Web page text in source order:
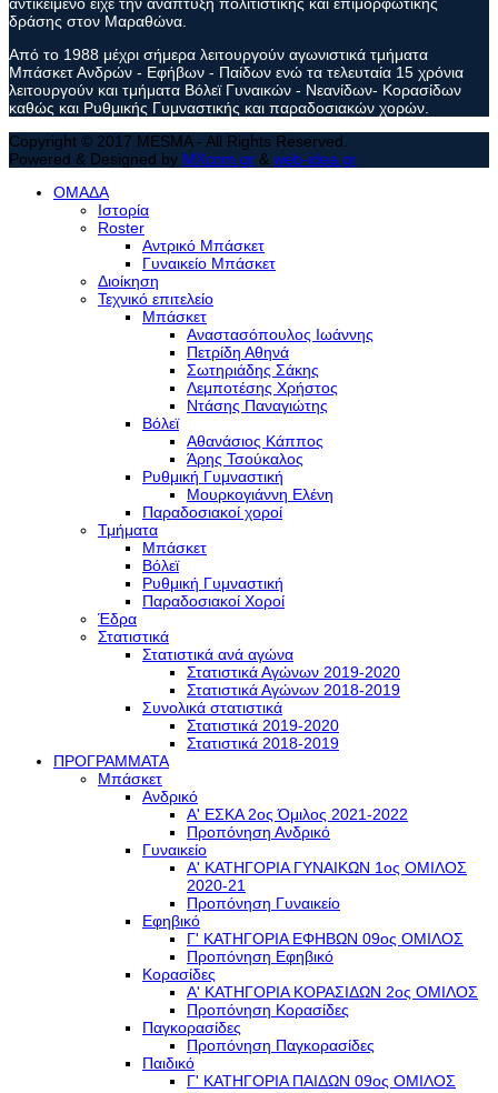
αντικείμενο ειχε την ανάπτυξη πολιτιστικής και επιμορφωτικής
δράσης στον Μαραθώνα.
Από το 1988 μέχρι σήμερα λειτουργούν αγωνιστικά τμήματα
Μπάσκετ Ανδρών - Εφήβων - Παίδων ενώ τα τελευταία 15 χρόνια
λειτουργούν και τμήματα Βόλεϊ Γυναικών - Νεανίδων- Κορασίδων
καθώς και Ρυθμικής Γυμναστικής και παραδοσιακών χορών.
Copyright © 2017 MESMA - All Rights Reserved.
Powered & Designed by MXcom.gr & web-idea.gr
ΟΜΑΔΑ
Ιστορία
Roster
Αντρικό Μπάσκετ
Γυναικείο Μπάσκετ
Διοίκηση
Τεχνικό επιτελείο
Μπάσκετ
Αναστασόπουλος Ιωάννης
Πετρίδη Αθηνά
Σωτηριάδης Σάκης
Λεμποτέσης Χρήστος
Ντάσης Παναγιώτης
Βόλεϊ
Αθανάσιος Κάππος
Άρης Τσούκαλος
Ρυθμική Γυμναστική
Μουρκογιάννη Ελένη
Παραδοσιακοί χοροί
Τμήματα
Μπάσκετ
Βόλεϊ
Ρυθμική Γυμναστική
Παραδοσιακοί Χοροί
Έδρα
Στατιστικά
Στατιστικά ανά αγώνα
Στατιστικά Αγώνων 2019-2020
Στατιστικά Αγώνων 2018-2019
Συνολικά στατιστικά
Στατιστικά 2019-2020
Στατιστικά 2018-2019
ΠΡΟΓΡΑΜΜΑΤΑ
Μπάσκετ
Ανδρικό
Α' ΕΣΚΑ 2ος Όμιλος 2021-2022
Προπόνηση Ανδρικό
Γυναικείο
Α' ΚΑΤΗΓΟΡΙΑ ΓΥΝΑΙΚΩΝ 1ος ΟΜΙΛΟΣ
2020-21
Προπόνηση Γυναικείο
Εφηβικό
Γ' ΚΑΤΗΓΟΡΙΑ ΕΦΗΒΩΝ 09ος ΟΜΙΛΟΣ
Προπόνηση Εφηβικό
Κορασίδες
Α' ΚΑΤΗΓΟΡΙΑ ΚΟΡΑΣΙΔΩΝ 2ος ΟΜΙΛΟΣ
Προπόνηση Κορασίδες
Παγκορασίδες
Προπόνηση Παγκορασίδες
Παιδικό
Γ' ΚΑΤΗΓΟΡΙΑ ΠΑΙΔΩΝ 09ος ΟΜΙΛΟΣ